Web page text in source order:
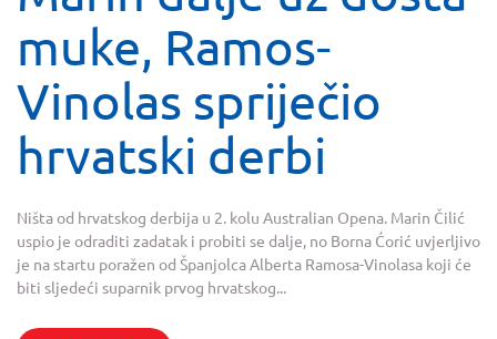
muke, Ramos-
Vinolas spriječio
hrvatski derbi
Ništa od hrvatskog derbija u 2. kolu Australian Opena. Marin Čilić
uspio je odraditi zadatak i probiti se dalje, no Borna Ćorić uvjerljivo
je na startu poražen od Španjolca Alberta Ramosa-Vinolasa koji će
biti sljedeći suparnik prvog hrvatskog...